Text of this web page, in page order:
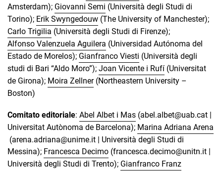
Amsterdam); Giovanni Semi (Università degli Studi di
Torino); Erik Swyngedouw (The University of Manchester);
Carlo Trigilia (Università degli Studi di Firenze);
Alfonso Valenzuela Aguilera (Universidad Autónoma del
Estado de Morelos); Gianfranco Viesti (Università degli
studi di Bari “Aldo Moro”); Joan Vicente i Rufí (Universitat
de Girona); Moira Zellner(Northeastern University –
Boston)
Comitato editoriale: Abel Albet i Mas (abel.albet@uab.cat |
Universitat Autònoma de Barcelona); Marina Adriana Arena
(arena.adriana@unime.it | Università degli Studi di
Messina); Francesca Decimo (francesca.decimo@unitn.it |
Università degli Studi di Trento); Gianfranco Franz